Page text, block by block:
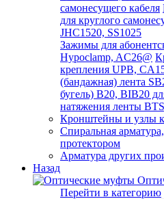
самонесущего кабеля
для круглого
JHC1520, SS1025
Зажимы для
Hypoclamp, AC26@
крепления UPB,
(бандажная) лента
бугель) B20, BIB20
натяжения ленты
Кронштейны и узлы
Спиральная
протектором
Арматура других
Назад
Перейти в категорию